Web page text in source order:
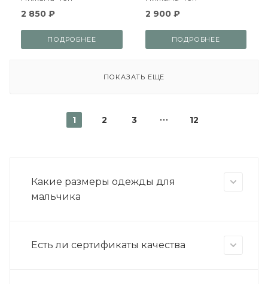
2 850 ₽
ПОДРОБНЕЕ
2 900 ₽
ПОДРОБНЕЕ
ПОКАЗАТЬ ЕЩЕ
1 2 3 12
Какие размеры одежды для
мальчика
Есть ли сертификаты качества